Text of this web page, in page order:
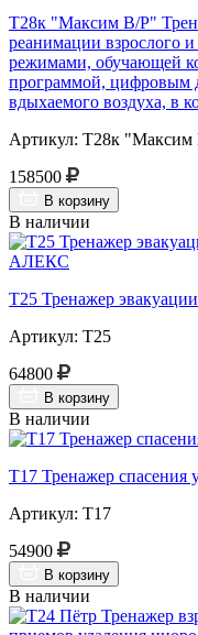
Т28к "Максим В/Р"
реанимации взрослого
режимами, обучающей
программой, цифровым
вдыхаемого воздуха, в
Артикул: Т28к
158500
В корзину
В наличии
Т25 Тренажер
Артикул: Т25
64800
В корзину
В наличии
Т17 Тренажер
Артикул: Т17
54900
В корзину
В наличии